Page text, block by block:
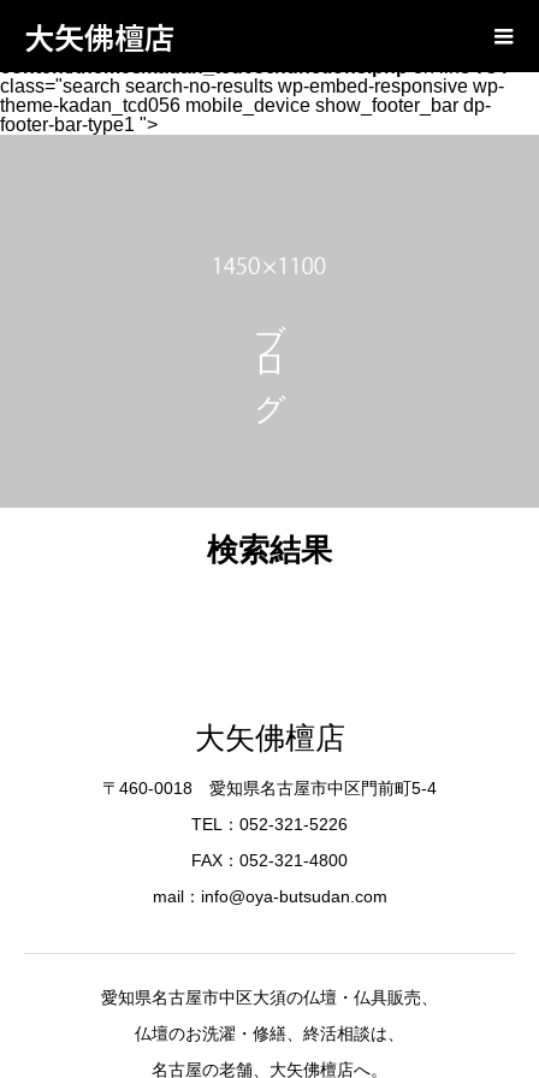
on null in /home/oyabutsudan/oya-
butsudan.com/public_html/wp-
class="search search-no-results wp-embed-responsive wp-
theme-kadan_tcd056 mobile_device show_footer_bar dp-
footer-bar-type1 ">
大矢佛檀店
ブログ
検索結果
大矢佛檀店
〒460-0018 愛知県名古屋市中区門前町5-4
TEL：052-321-5226
FAX：052-321-4800
mail：info@oya-butsudan.com
愛知県名古屋市中区大須の仏壇・仏具販売、
仏壇のお洗濯・修繕、終活相談は、
名古屋の老舗、大矢佛檀店へ。